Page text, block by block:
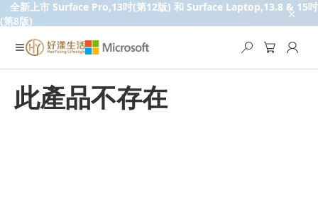
全新上市 Surface Pro,13吋(第12版) 和 Surface Laptop,13.8 & 15吋
(第8版)
此產品不存在